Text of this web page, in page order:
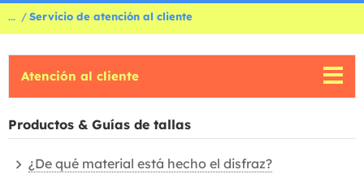
... Servicio de atención al cliente
Atención al cliente
Productos & Guías de tallas
¿De qué material está hecho el disfraz?